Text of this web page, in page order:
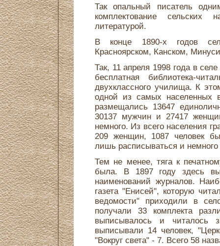
Так опальный писатель
комплектование сельских
литературой.
В конце 1890-х годов
Красноярском, Канском,
Так, 11 апреля 1998 года в
бесплатная библиотека-
двухклассного училища. К
одной из самых населенных
размещались 13647
30137 мужчин и 27417
немного. Из всего населения
209 женщин, 1087 человек
лишь расписываться и немного
Тем не менее, тяга к
была. В 1897 году здесь
наименований журналов.
газета "Енисей", которую
ведомости" приходили в
получали 33 комплекта
выписывалось и читалось
выписывали 14 человек,
"Вокруг света" - 7. Всего 58